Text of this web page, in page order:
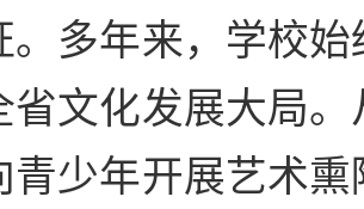
多年来，学校
文化发展大局
少年开展艺术